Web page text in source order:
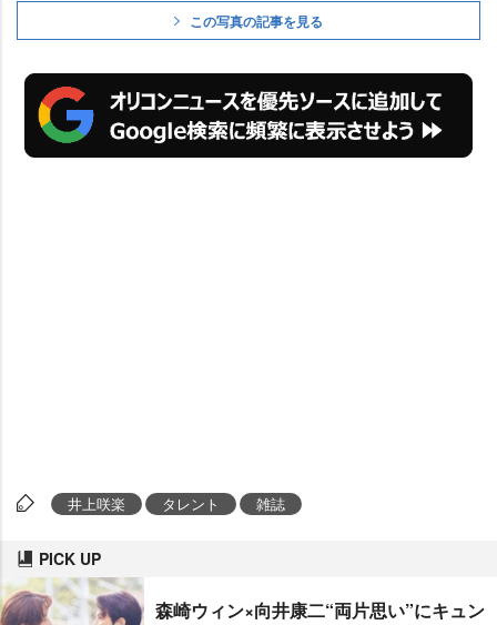
この写真の記事を見る
井上咲楽 タレント 雑誌
PICK UP
森崎ウィン×向井康二“両片思い”にキュン